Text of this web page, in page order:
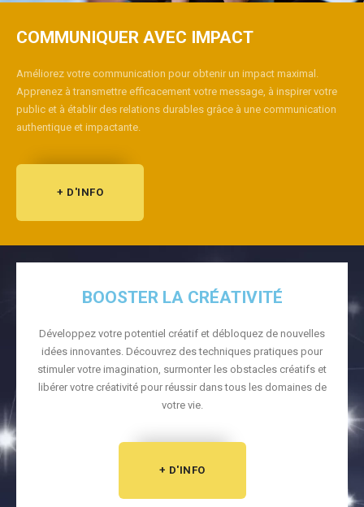
COMMUNIQUER AVEC IMPACT​
Améliorez votre communication pour obtenir un impact maximal.
Apprenez à transmettre efficacement votre message, à inspirer votre
public et à établir des relations durables grâce à une communication
authentique et impactante.
+ D'INFO
BOOSTER LA CRÉATIVITÉ
Développez votre potentiel créatif et débloquez de nouvelles
idées innovantes. Découvrez des techniques pratiques pour
stimuler votre imagination, surmonter les obstacles créatifs et
libérer votre créativité pour réussir dans tous les domaines de
votre vie.
+ D'INFO